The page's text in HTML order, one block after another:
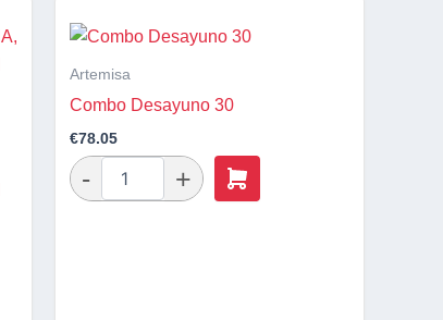
Artemisa
Combo Desayuno 30
€78.05